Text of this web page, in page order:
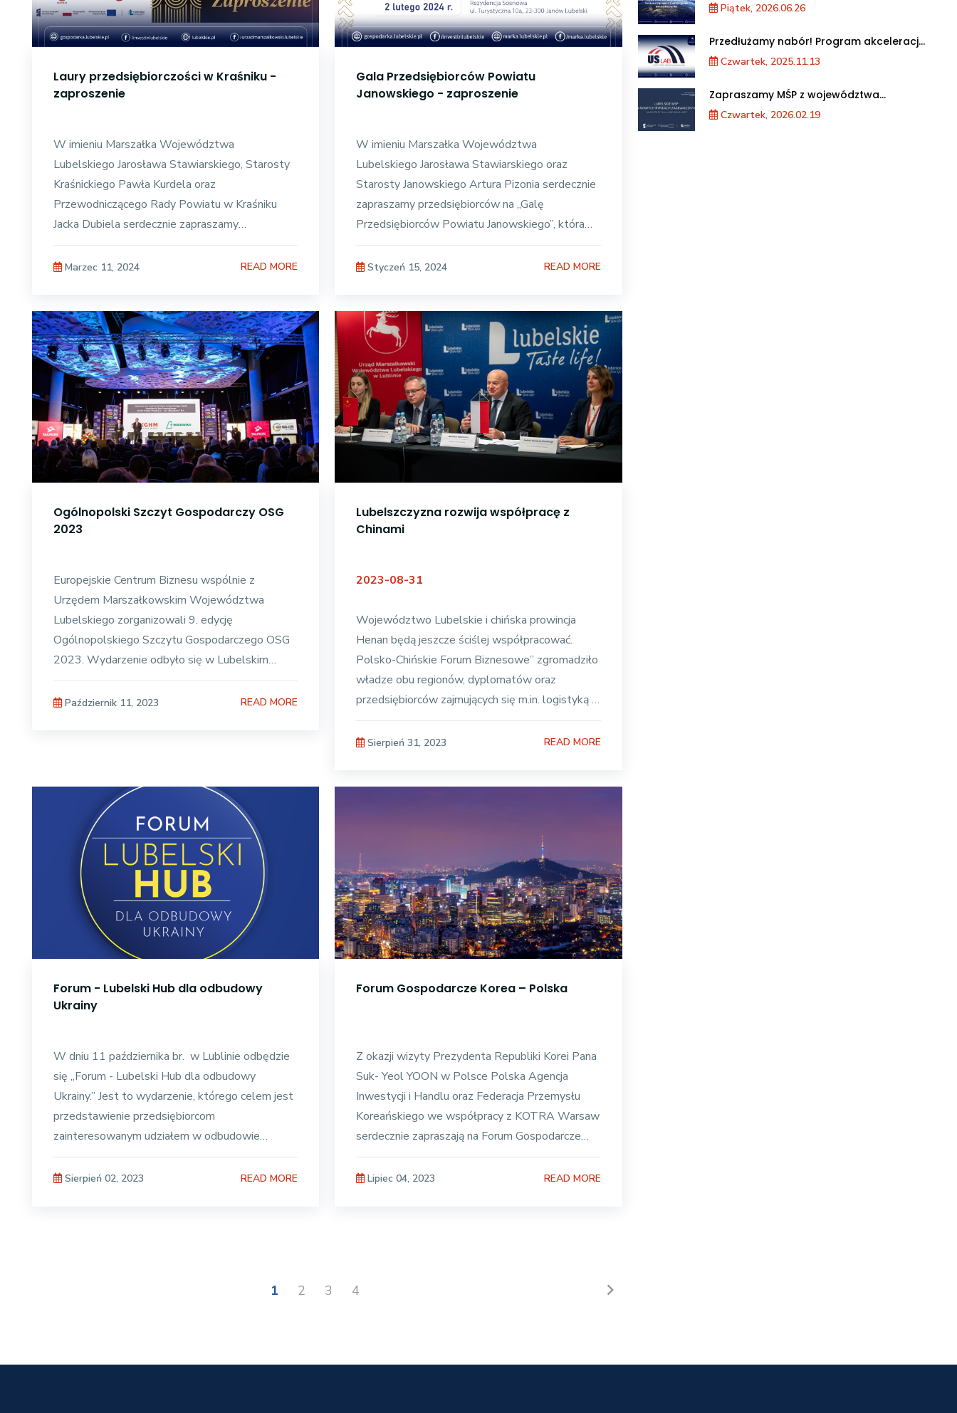
Laury przedsiębiorczości w Kraśniku -
zaproszenie
W imieniu Marszałka Województwa
Lubelskiego Jarosława Stawiarskiego, Starosty
Kraśnickiego Pawła Kurdela oraz
Przewodniczącego Rady Powiatu w Kraśniku
Jacka Dubiela serdecznie zapraszamy
przedsiębiorców na „Galę Przedsiębiorców
Powiatu Kraśnickiego”,
Marzec 11, 2024 READ MORE
Gala Przedsiębiorców Powiatu
Janowskiego - zaproszenie
W imieniu Marszałka Województwa
Lubelskiego Jarosława Stawiarskiego oraz
Starosty Janowskiego Artura Pizonia serdecznie
zapraszamy przedsiębiorców na „Galę
Przedsiębiorców Powiatu Janowskiego”, która
odbędzie się 2 lutego 2024 roku o godzinie
Styczeń 15, 2024 READ MORE
Ogólnopolski Szczyt Gospodarczy OSG
2023
Europejskie Centrum Biznesu wspólnie z
Urzędem Marszałkowskim Województwa
Lubelskiego zorganizowali 9. edycję
Ogólnopolskiego Szczytu Gospodarczego OSG
2023. Wydarzenie odbyło się w Lubelskim
Centrum w dniach 9-10 października br. Temat
przewodni
Październik 11, 2023 READ MORE
Lubelszczyzna rozwija współpracę z
Chinami
2023-08-31
Województwo Lubelskie i chińska prowincja
Henan będą jeszcze ściślej współpracować.
Polsko-Chińskie Forum Biznesowe” zgromadziło
władze obu regionów, dyplomatów oraz
przedsiębiorców zajmujących się m.in. logistyką i
transportem, produkcją
Sierpień 31, 2023 READ MORE
Forum - Lubelski Hub dla odbudowy
Ukrainy
W dniu 11 października br. w Lublinie odbędzie
się „Forum - Lubelski Hub dla odbudowy
Ukrainy.” Jest to wydarzenie, którego celem jest
przedstawienie przedsiębiorcom
zainteresowanym udziałem w odbudowie
Ukrainy możliwości współpracy
Sierpień 02, 2023 READ MORE
Forum Gospodarcze Korea – Polska
Z okazji wizyty Prezydenta Republiki Korei Pana
Suk- Yeol YOON w Polsce Polska Agencja
Inwestycji i Handlu oraz Federacja Przemysłu
Koreańskiego we współpracy z KOTRA Warsaw
serdecznie zapraszają na Forum Gospodarcze
Korea – Polska – 14 lipca
Lipiec 04, 2023 READ MORE
1 2 3 4 chevron_right
Piątek, 2026.06.26
Przedłużamy nabór! Program akceleracji
przedsiębiorstw
Czwartek, 2025.11.13
Zapraszamy MŚP z województwa
lubelskiego na warsztaty „Lubelskie MŚP
na nowych rynkach zagranicznych”
Czwartek, 2026.02.19